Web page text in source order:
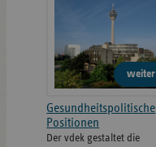
weiter
Gesundheitspolitische
Positionen
Der vdek gestaltet die